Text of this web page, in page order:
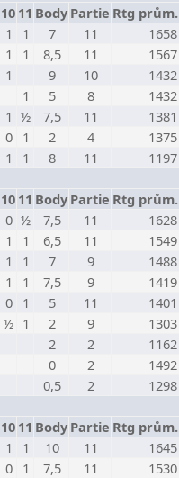
10 11 Body Partie Rtg prům.
1 1 7 11
1658
1 1 8,5 11
1567
1 9 10
1432
1 5 8
1432
1 ½ 7,5 11
1381
0 1 2 4
1375
1 1 8 11
1197
10 11 Body Partie Rtg prům.
0 ½ 7,5 11
1628
1 1 6,5 11
1549
1 1 7 9
1488
1 1 7,5 9
1419
0 1 5 11
1401
½ 1 2 9
1303
2 2
1162
0 2
1492
0,5 2
1298
10 11 Body Partie Rtg prům.
1 1 10 11
1645
0 1 7,5 11
1530